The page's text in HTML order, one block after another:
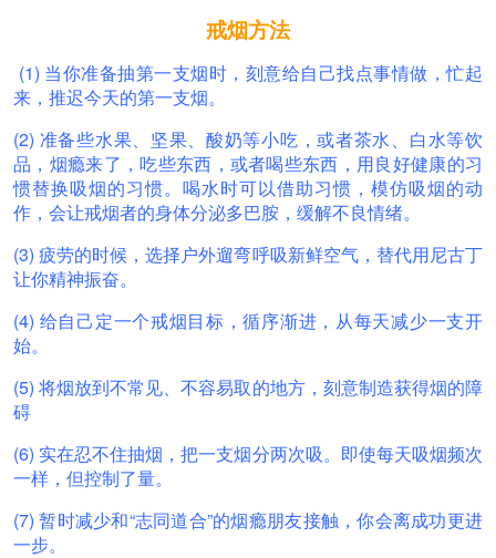
戒烟方法
(1) 当你准备抽第一支烟时，刻意给自己找点事情做，忙起
来，推迟今天的第一支烟。
(2) 准备些水果、坚果、酸奶等小吃，或者茶水、白水等饮
品，烟瘾来了，吃些东西，或者喝些东西，用良好健康的习
惯替换吸烟的习惯。喝水时可以借助习惯，模仿吸烟的动
作，会让戒烟者的身体分泌多巴胺，缓解不良情绪。
(3) 疲劳的时候，选择户外遛弯呼吸新鲜空气，替代用尼古丁
让你精神振奋。
(4) 给自己定一个戒烟目标，循序渐进，从每天减少一支开
始。
(5) 将烟放到不常见、不容易取的地方，刻意制造获得烟的障
碍
(6) 实在忍不住抽烟，把一支烟分两次吸。即使每天吸烟频次
一样，但控制了量。
(7) 暂时减少和“志同道合”的烟瘾朋友接触，你会离成功更进
一步。